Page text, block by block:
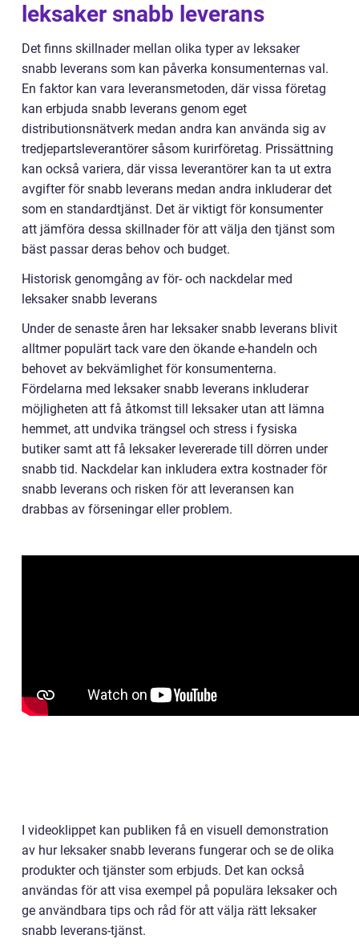
leksaker snabb leverans
Det finns skillnader mellan olika typer av leksaker
snabb leverans som kan påverka konsumenternas val.
En faktor kan vara leveransmetoden, där vissa företag
kan erbjuda snabb leverans genom eget
distributionsnätverk medan andra kan använda sig av
tredjepartsleverantörer såsom kurirföretag. Prissättning
kan också variera, där vissa leverantörer kan ta ut extra
avgifter för snabb leverans medan andra inkluderar det
som en standardtjänst. Det är viktigt för konsumenter
att jämföra dessa skillnader för att välja den tjänst som
bäst passar deras behov och budget.
Historisk genomgång av för- och nackdelar med
leksaker snabb leverans
Under de senaste åren har leksaker snabb leverans blivit
alltmer populärt tack vare den ökande e-handeln och
behovet av bekvämlighet för konsumenterna.
Fördelarna med leksaker snabb leverans inkluderar
möjligheten att få åtkomst till leksaker utan att lämna
hemmet, att undvika trängsel och stress i fysiska
butiker samt att få leksaker levererade till dörren under
snabb tid. Nackdelar kan inkludera extra kostnader för
snabb leverans och risken för att leveransen kan
drabbas av förseningar eller problem.
I videoklippet kan publiken få en visuell demonstration
av hur leksaker snabb leverans fungerar och se de olika
produkter och tjänster som erbjuds. Det kan också
användas för att visa exempel på populära leksaker och
ge användbara tips och råd för att välja rätt leksaker
snabb leverans-tjänst.